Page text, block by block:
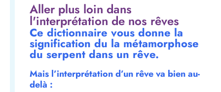
Aller plus loin dans
l'interprétation de nos rêves
Ce dictionnaire vous donne la
signification du la métamorphose
du serpent dans un rêve.
Mais l’interprétation d’un rêve va bien au-
delà :